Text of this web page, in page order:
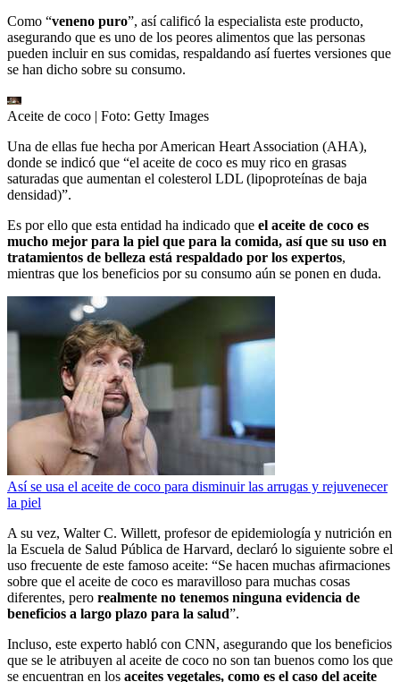
Como “veneno puro”, así calificó la especialista este producto,
asegurando que es uno de los peores alimentos que las personas
pueden incluir en sus comidas, respaldando así fuertes versiones que
se han dicho sobre su consumo.
Aceite de coco | Foto: Getty Images
Una de ellas fue hecha por American Heart Association (AHA),
donde se indicó que “el aceite de coco es muy rico en grasas
saturadas que aumentan el colesterol LDL (lipoproteínas de baja
densidad)”.
Es por ello que esta entidad ha indicado que el aceite de coco es
mucho mejor para la piel que para la comida, así que su uso en
tratamientos de belleza está respaldado por los expertos,
mientras que los beneficios por su consumo aún se ponen en duda.
Así se usa el aceite de coco para disminuir las arrugas y rejuvenecer
la piel
A su vez, Walter C. Willett, profesor de epidemiología y nutrición en
la Escuela de Salud Pública de Harvard, declaró lo siguiente sobre el
uso frecuente de este famoso aceite: “Se hacen muchas afirmaciones
sobre que el aceite de coco es maravilloso para muchas cosas
diferentes, pero realmente no tenemos ninguna evidencia de
beneficios a largo plazo para la salud”.
Incluso, este experto habló con CNN, asegurando que los beneficios
que se le atribuyen al aceite de coco no son tan buenos como los que
se encuentran en los aceites vegetales, como es el caso del aceite